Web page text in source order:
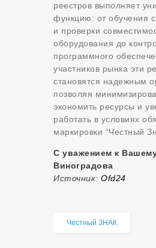
реестров выполняет
функцию: от обучения
и проверки
оборудования до
программного
участников рынка эти
становятся надежным
позволяя
экономить ресурсы и
работать в условиях
маркировки “Честный
С уважением к
Виноградова
Источник: Оfd24
Честный ЗНАК